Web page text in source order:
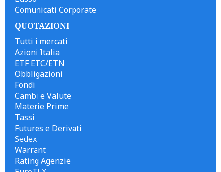
Comunicati Corporate
QUOTAZIONI
Tutti i mercati
Azioni Italia
ETF ETC/ETN
Obbligazioni
Fondi
Cambi e Valute
Materie Prime
Tassi
Futures e Derivati
Sedex
Warrant
Rating Agenzie